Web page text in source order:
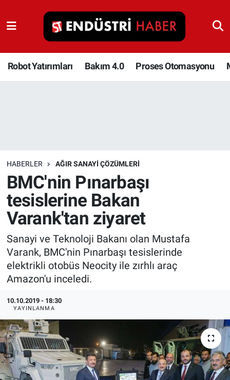
Robot Yatırımları Bakım 4.0 Proses Otomasyonu
HABERLER AĞIR SANAYI ÇÖZÜMLERI
BMC'nin Pınarbaşı
tesislerine Bakan
Varank'tan ziyaret
Sanayi ve Teknoloji Bakanı olan Mustafa
Varank, BMC'nin Pınarbaşı tesislerinde
elektrikli otobüs Neocity ile zırhlı araç
Amazon'u inceledi.
10.10.2019 - 18:30
YAYINLANMA
Robot Yatırımları
Bakım 4.0
Depolama Çözümleri
İnşaat ve Malzeme
HaberOrtak
EndüstriST
Enerjisini Üreten Fabrikalar
Endüstri 4.0 Uygulamaları
Ağır Sanayi Çözümleri